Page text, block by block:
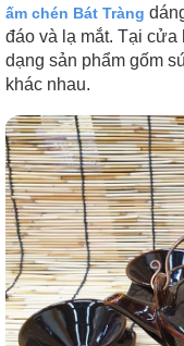
ấm chén Bát Tràng
đáo và lạ mắt. Tại cửa
dạng sản phẩm gốm
khác nhau.